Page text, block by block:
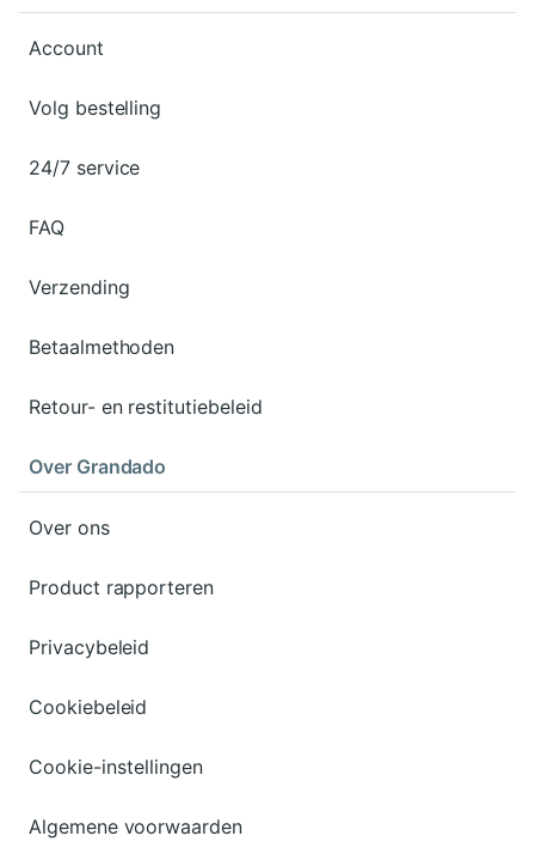
Account
Volg bestelling
24/7 service
FAQ
Verzending
Betaalmethoden
Retour- en restitutiebeleid
Over Grandado
Over ons
Product rapporteren
Privacybeleid
Cookiebeleid
Cookie-instellingen
Algemene voorwaarden